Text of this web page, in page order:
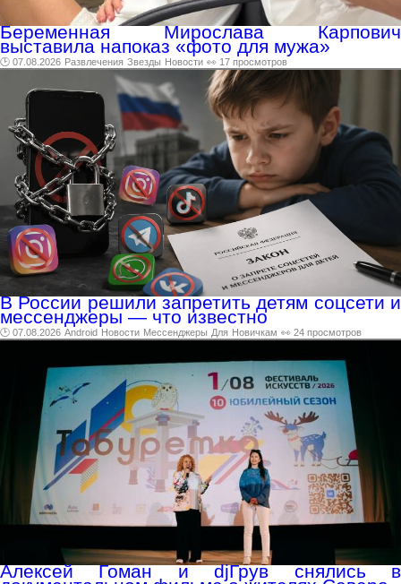
Беременная Мирослава Карпович
выставила напоказ «фото для мужа»
🕑 07.08.2026 Развлечения Звезды Новости 👀 17 просмотров
В России решили запретить детям соцсети и
мессенджеры — что известно
🕑 07.08.2026 Android Новости Мессенджеры Для Новичкам 👀 24 просмотров
Алексей Гоман и djГрув снялись в